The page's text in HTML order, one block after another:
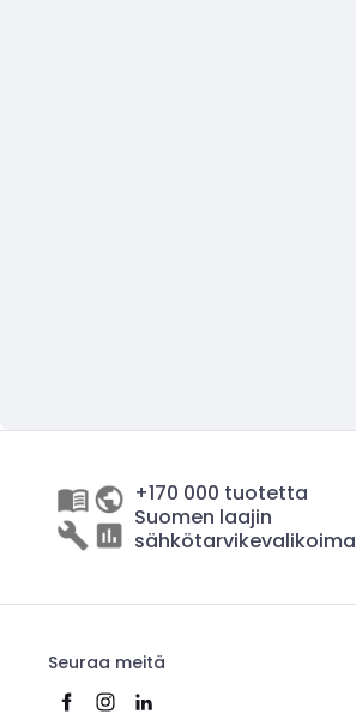
+170 000 tuotetta
Suomen laajin
sähkötarvikevalikoima
Seuraa meitä